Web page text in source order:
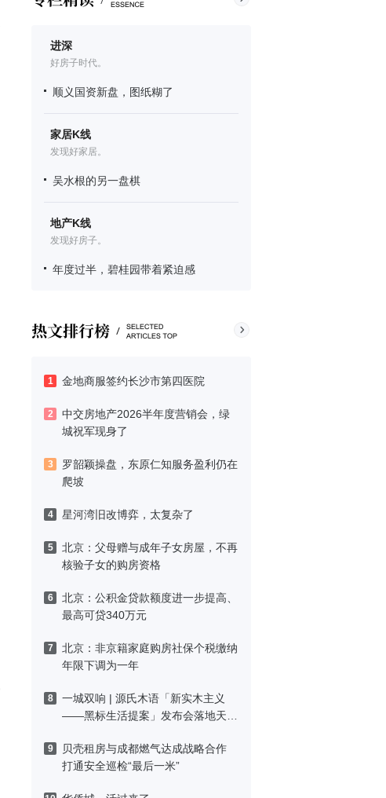
进深
好房子时代。
顺义国资新盘，图纸糊了
家居K线
发现好家居。
吴水根的另一盘棋
地产K线
发现好房子。
年度过半，碧桂园带着紧迫感
1 金地商服签约长沙市第四医院
2
中交房地产2026半年度营销会，绿
城祝军现身了
3
罗韶颖操盘，东原仁知服务盈利仍在
爬坡
4 星河湾旧改博弈，太复杂了
5
北京：父母赠与成年子女房屋，不再
核验子女的购房资格
6
北京：公积金贷款额度进一步提高、
最高可贷340万元
7
北京：非京籍家庭购房社保个税缴纳
年限下调为一年
8
一城双响 | 源氏木语「新实木主义
——黑标生活提案」发布会落地天
9
贝壳租房与成都燃气达成战略合作
打通安全巡检“最后一米”